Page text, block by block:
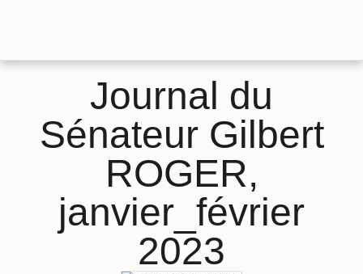
Journal du
Sénateur Gilbert
ROGER,
janvier_février
2023